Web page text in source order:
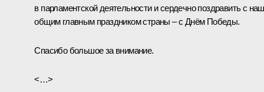
в парламентской деятельности и сердечно поздравить с
общим главным праздником страны – с Днём Победы.
Спасибо большое за внимание.
<…>